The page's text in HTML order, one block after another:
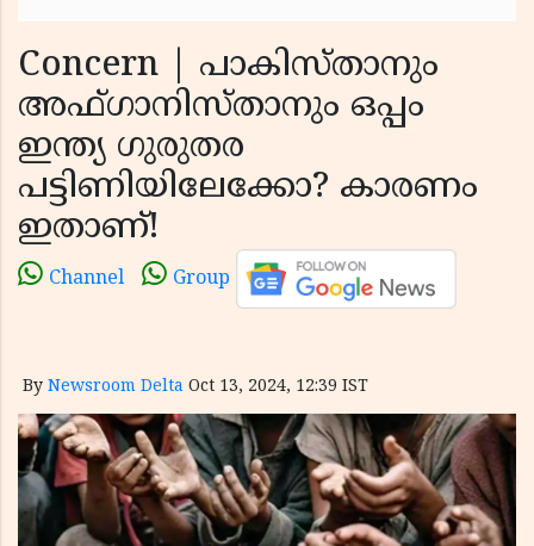
Concern | പാകിസ്താനും
അഫ്ഗാനിസ്താനും ഒപ്പം
ഇന്ത്യ ഗുരുതര
പട്ടിണിയിലേക്കോ? കാരണം
ഇതാണ്!
Channel Group
By Newsroom Delta Oct 13, 2024, 12:39 IST